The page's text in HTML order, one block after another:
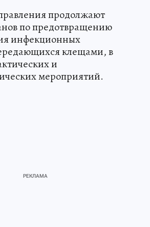
продолжают
по предотвращению
инфекционных
клещами, в
и
мероприятий.